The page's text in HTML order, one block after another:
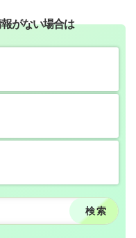
がない場合は